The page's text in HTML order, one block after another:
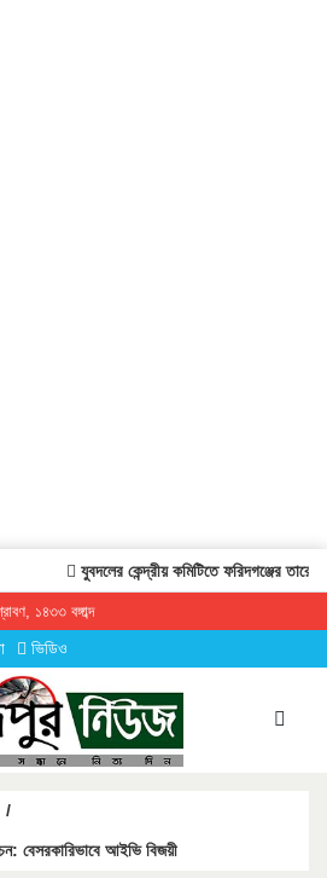
যুবদলের কেন্দ্রীয় কমিটিতে ফরিদগঞ্জের তারেকুর
১৪৩৩ বঙ্গাব্দ
ভিডিও
/
বেসরকারিভাবে আইভি বিজয়ী